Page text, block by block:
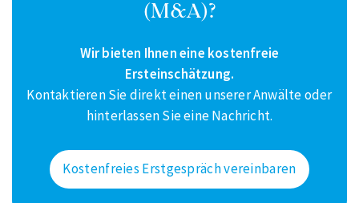
(M&A)?
Wir bieten Ihnen eine kostenfreie
Ersteinschätzung.
Kontaktieren Sie direkt einen unserer Anwälte oder
hinterlassen Sie eine Nachricht.
Kostenfreies Erstgespräch vereinbaren